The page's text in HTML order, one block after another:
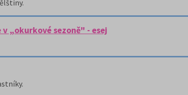
„okurkové sezoně" - esej